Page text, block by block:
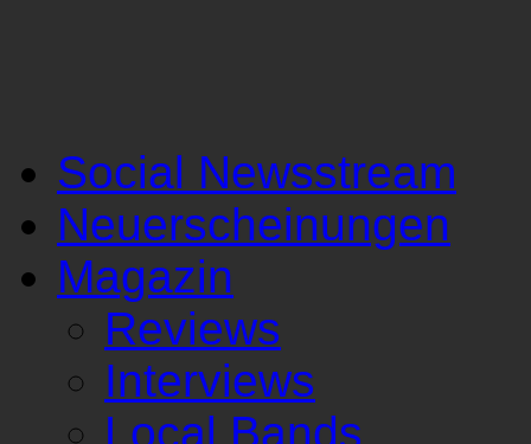
Social Newsstream
Neuerscheinungen
Magazin
Reviews
Interviews
Local Bands